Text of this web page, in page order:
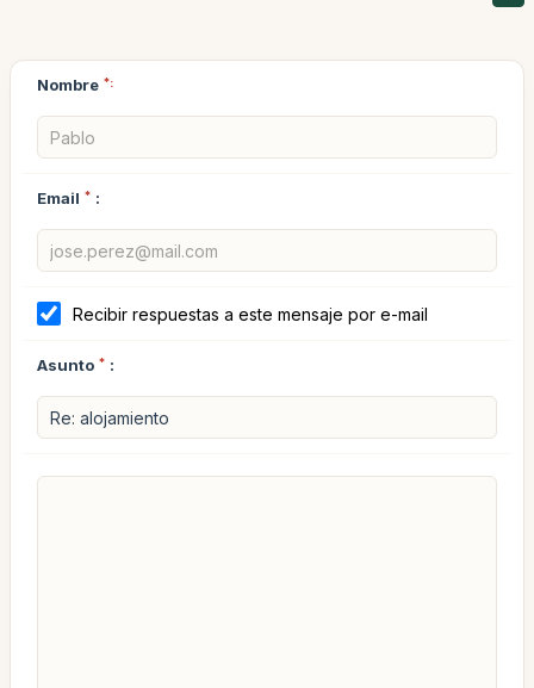
Nombre *:
Email * :
Recibir respuestas a este mensaje por e-mail
Asunto * :